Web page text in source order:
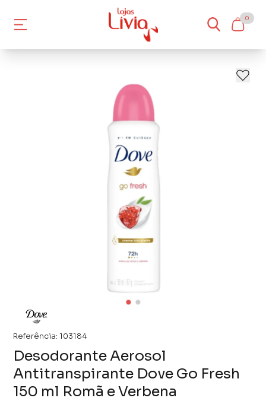
0
Referência: 103184
Desodorante Aerosol
Antitranspirante Dove Go Fresh
150 ml Romã e Verbena